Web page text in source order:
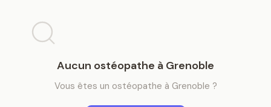
Aucun ostéopathe à Grenoble
Vous êtes un ostéopathe à Grenoble ?